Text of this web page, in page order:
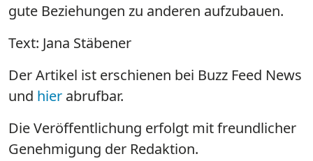
gute Beziehungen zu anderen aufzubauen.
Text: Jana Stäbener
Der Artikel ist erschienen bei Buzz Feed News
und hier abrufbar.
Die Veröffentlichung erfolgt mit freundlicher
Genehmigung der Redaktion.